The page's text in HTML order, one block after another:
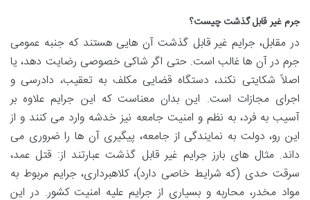
جرم غیر قابل گذشت چیست؟
در مقابل، جرایم غیر قابل گذشت آن هایی هستند که جنبه عمومی
جرم در آن ها غالب است. حتی اگر شاکی خصوصی رضایت دهد، یا
اصلاً شکایتی نکند، دستگاه قضایی مکلف به تعقیب، دادرسی و
اجرای مجازات است. این بدان معناست که این جرایم علاوه بر
آسیب به فرد، به نظم و امنیت جامعه نیز خدشه وارد می کنند و از
این رو، دولت به نمایندگی از جامعه، پیگیری آن ها را ضروری می
داند. مثال های بارز جرایم غیر قابل گذشت عبارتند از: قتل عمد،
سرقت حدی (که شرایط خاصی دارد)، کلاهبرداری، جرایم مربوط به
مواد مخدر، محاربه و بسیاری از جرایم علیه امنیت کشور. در این